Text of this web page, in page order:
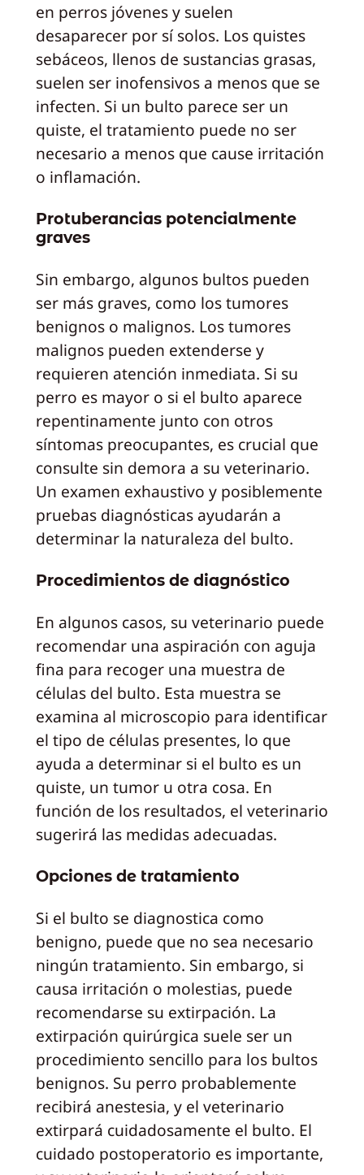
en perros jóvenes y suelen
desaparecer por sí solos. Los quistes
sebáceos, llenos de sustancias grasas,
suelen ser inofensivos a menos que se
infecten. Si un bulto parece ser un
quiste, el tratamiento puede no ser
necesario a menos que cause irritación
o inflamación.
Protuberancias potencialmente
graves
Sin embargo, algunos bultos pueden
ser más graves, como los tumores
benignos o malignos. Los tumores
malignos pueden extenderse y
requieren atención inmediata. Si su
perro es mayor o si el bulto aparece
repentinamente junto con otros
síntomas preocupantes, es crucial que
consulte sin demora a su veterinario.
Un examen exhaustivo y posiblemente
pruebas diagnósticas ayudarán a
determinar la naturaleza del bulto.
Procedimientos de diagnóstico
En algunos casos, su veterinario puede
recomendar una aspiración con aguja
fina para recoger una muestra de
células del bulto. Esta muestra se
examina al microscopio para identificar
el tipo de células presentes, lo que
ayuda a determinar si el bulto es un
quiste, un tumor u otra cosa. En
función de los resultados, el veterinario
sugerirá las medidas adecuadas.
Opciones de tratamiento
Si el bulto se diagnostica como
benigno, puede que no sea necesario
ningún tratamiento. Sin embargo, si
causa irritación o molestias, puede
recomendarse su extirpación. La
extirpación quirúrgica suele ser un
procedimiento sencillo para los bultos
benignos. Su perro probablemente
recibirá anestesia, y el veterinario
extirpará cuidadosamente el bulto. El
cuidado postoperatorio es importante,